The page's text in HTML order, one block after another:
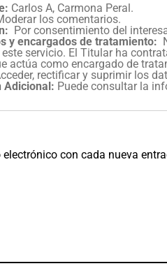
Carlos A, Carmona Peral.
los comentarios.
Por consentimiento del
y encargados de tratamiento:
servicio. El Titular ha
actúa como encargado de
rectificar y suprimir los
Adicional: Puede consultar la
electrónico con cada nueva